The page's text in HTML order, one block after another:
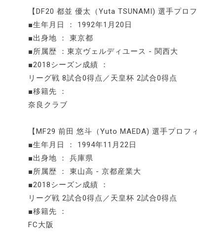
【DF20 都並 優太（Yuta TSUNAMI) 選手プロフ
■生年月日 ： 1992年1月20日
■出身地 ： 東京都
■所属歴 ：東京ヴェルディユース - 関西大
■2018シーズン成績 ：
リーグ戦 8試合0得点／天皇杯 2試合0得点
■移籍先 ：
奈良クラブ
【MF29 前田 悠斗（Yuto MAEDA) 選手プロフ
■生年月日 ： 1994年11月22日
■出身地 ： 兵庫県
■所属歴 ： 東山高 - 京都産業大
■2018シーズン成績 ：
リーグ戦 2試合0得点／天皇杯 2試合0得点
■移籍先 ：
FC大阪